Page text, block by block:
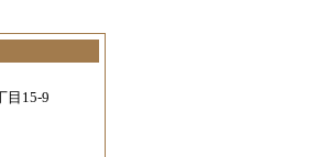
15-9